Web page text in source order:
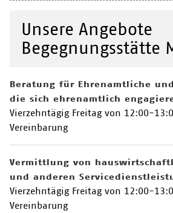
Unsere Angebote
Begegnungsstätte
Beratung für Ehrenamtliche
die sich ehrenamtlich
Vierzehntägig Freitag von 12:00-
Vereinbarung
Vermittlung von
und anderen
Vierzehntägig Freitag von 12:00-
Vereinbarung